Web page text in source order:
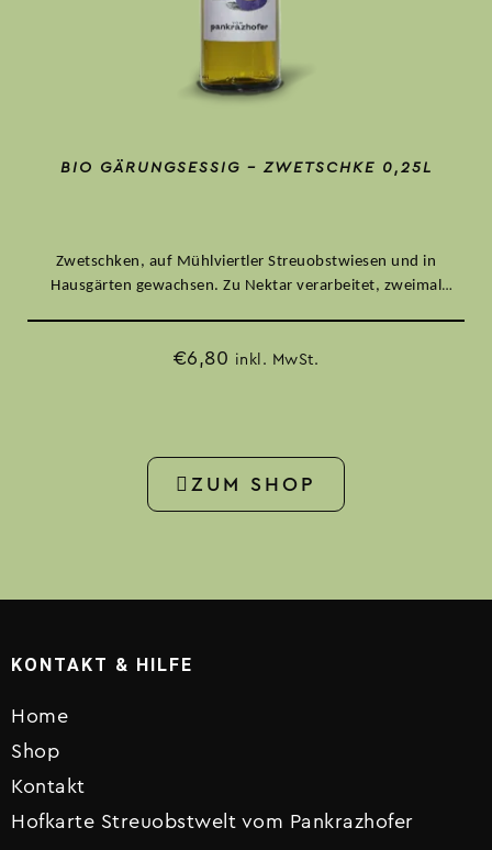
BIO GÄRUNGSESSIG – ZWETSCHKE 0,25L
Zwetschken, auf Mühlviertler Streuobstwiesen und in
Hausgärten gewachsen. Zu Nektar verarbeitet, zweimal
€6,80 inkl. MwSt.
ZUM SHOP
KONTAKT & HILFE
Home
Shop
Kontakt
Hofkarte Streuobstwelt vom Pankrazhofer